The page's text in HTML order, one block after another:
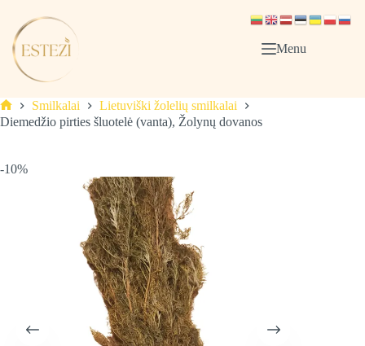
content
Menu
Pagrindinis
Smilkalai
Lietuviški žolelių smilkalai
Diemedžio pirties šluotelė (vanta), Žolynų dovanos
-10%